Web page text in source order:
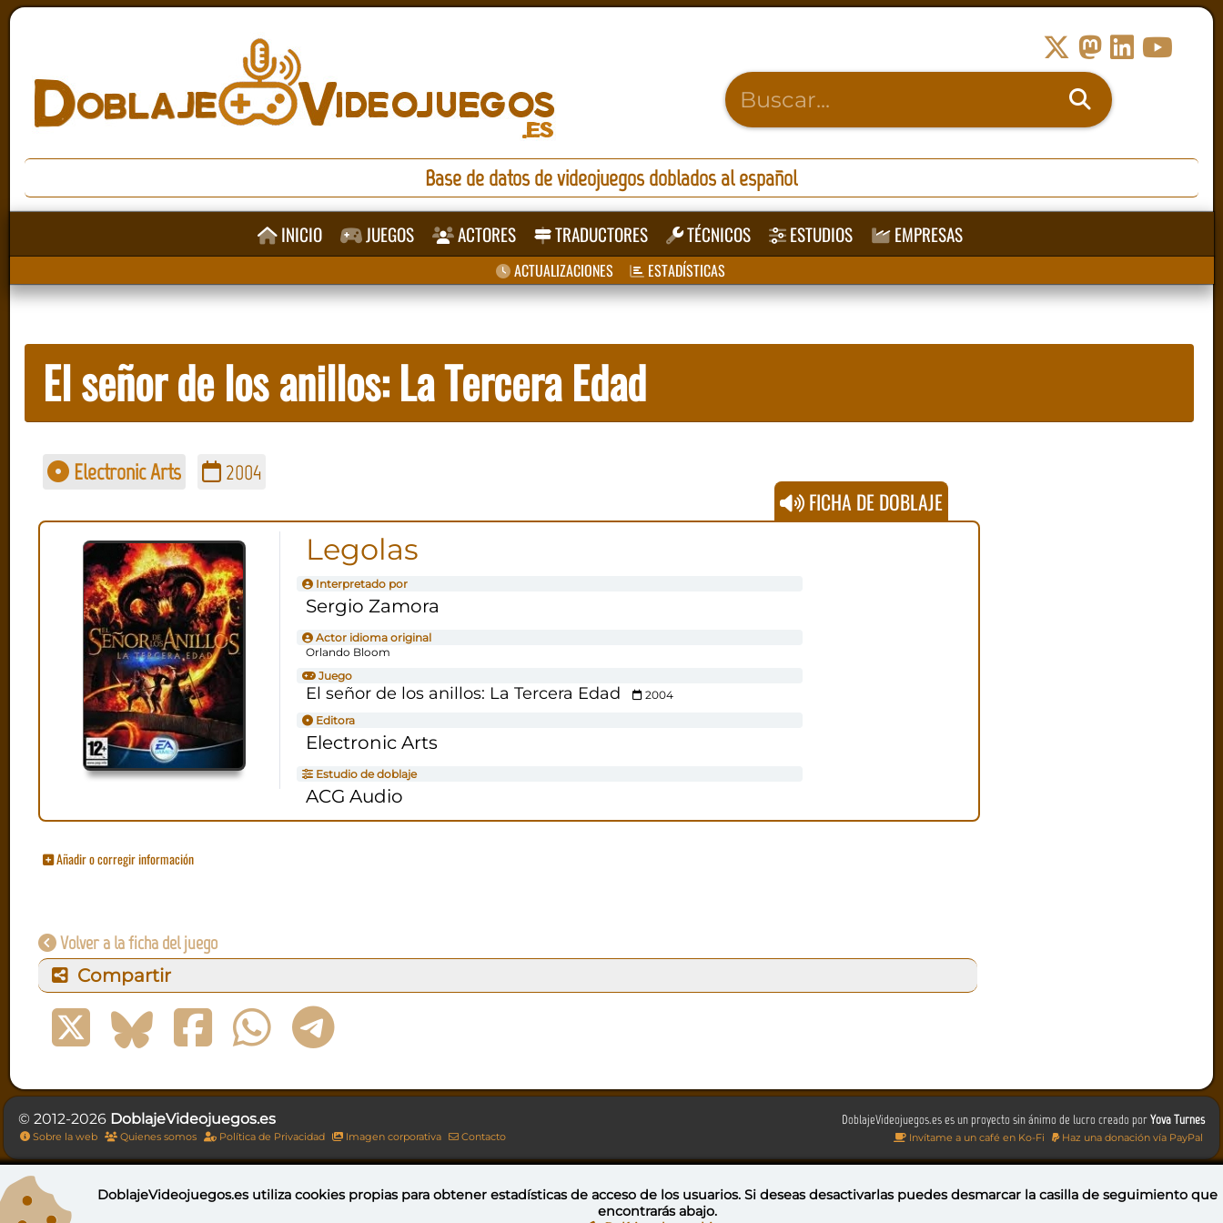
Base de datos de videojuegos doblados al español
INICIO JUEGOS ACTORES TRADUCTORES TÉCNICOS ESTUDIOS EMPRESAS
ACTUALIZACIONES ESTADÍSTICAS
El señor de los anillos: La Tercera Edad
Electronic Arts 2004
FICHA DE DOBLAJE
Legolas
Interpretado por
Sergio Zamora
Actor idioma original
Orlando Bloom
Juego
El señor de los anillos: La Tercera Edad
2004
Editora
Electronic Arts
Estudio de doblaje
ACG Audio
Añadir o corregir información
Volver a la ficha del juego
Compartir
DoblajeVideojuegos.es es un proyecto sin ánimo de lucro creado porYova Turnes
Invítame a un café en Ko-Fi Haz una donación vía PayPal
© 2012-2026 DoblajeVideojuegos.es
Sobre la web Quienes somos Política de Privacidad Imagen corporativa Contacto
Esta obra está bajo una licencia de Creative Commons Reconocimiento-NoComercial-CompartirIgual 4.0 Internacional
DoblajeVideojuegos.es utilizacookies propiaspara obtener estadísticas de acceso de los usuarios. Si deseas desactivarlas puedesdesmarcar la casilla de seguimiento que
encontrarás abajo.